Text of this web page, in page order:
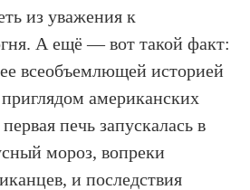
из уважения к
А ещё — вот такой факт:
всеобъемлющей историей
американских
печь запускалась в
мороз, вопреки
и последствия